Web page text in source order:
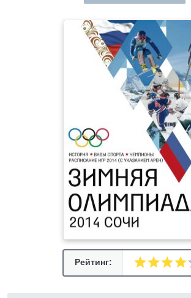
Рейтинг: